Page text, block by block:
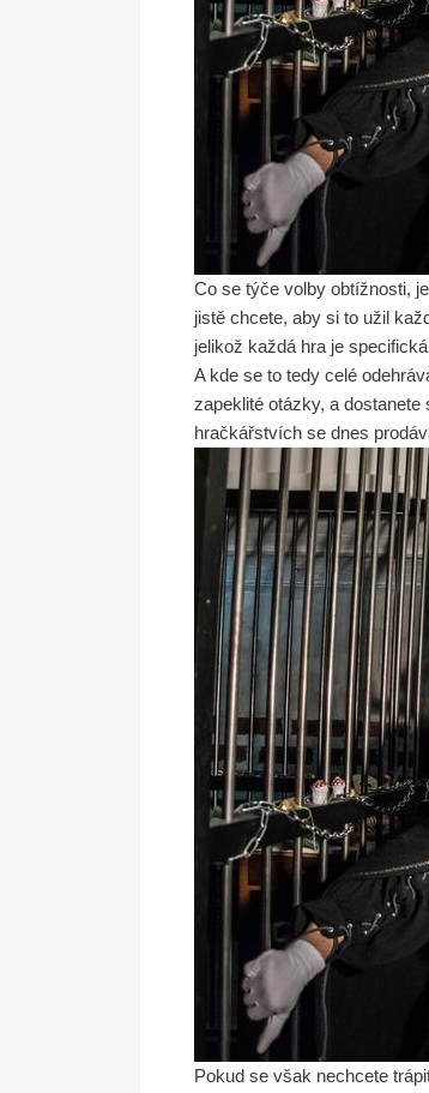
Co se týče volby obtížnosti,
jistě chcete, aby si to užil
jelikož každá hra je
A kde se to tedy celé
zapeklité otázky, a
hračkářstvích se dnes
Pokud se však nechcete